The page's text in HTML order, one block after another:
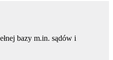
bazy m.in. sądów i